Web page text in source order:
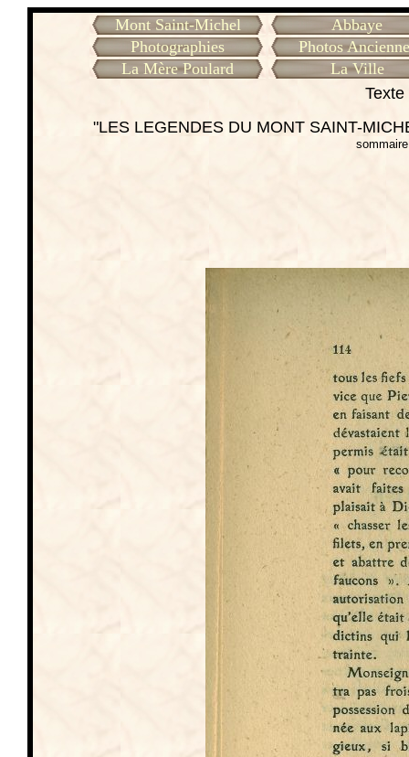
Mont Saint-Michel
Abbaye
Photographies
Photos
La Mère Poulard
La Ville
"LES LEGENDES DU MONT SAINT-